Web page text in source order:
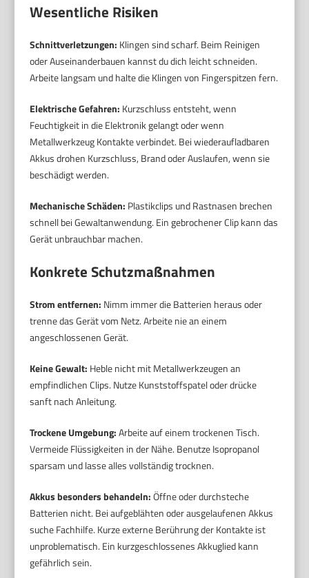
Wesentliche Risiken
Schnittverletzungen: Klingen sind scharf. Beim Reinigen
oder Auseinanderbauen kannst du dich leicht schneiden.
Arbeite langsam und halte die Klingen von Fingerspitzen fern.
Elektrische Gefahren: Kurzschluss entsteht, wenn
Feuchtigkeit in die Elektronik gelangt oder wenn
Metallwerkzeug Kontakte verbindet. Bei wiederaufladbaren
Akkus drohen Kurzschluss, Brand oder Auslaufen, wenn sie
beschädigt werden.
Mechanische Schäden: Plastikclips und Rastnasen brechen
schnell bei Gewaltanwendung. Ein gebrochener Clip kann das
Gerät unbrauchbar machen.
Konkrete Schutzmaßnahmen
Strom entfernen: Nimm immer die Batterien heraus oder
trenne das Gerät vom Netz. Arbeite nie an einem
angeschlossenen Gerät.
Keine Gewalt: Heble nicht mit Metallwerkzeugen an
empfindlichen Clips. Nutze Kunststoffspatel oder drücke
sanft nach Anleitung.
Trockene Umgebung:Arbeite auf einem trockenen Tisch.
Vermeide Flüssigkeiten in der Nähe. Benutze Isopropanol
sparsam und lasse alles vollständig trocknen.
Akkus besonders behandeln:Öffne oder durchsteche
Batterien nicht. Bei aufgeblähten oder ausgelaufenen Akkus
suche Fachhilfe. Kurze externe Berührung der Kontakte ist
unproblematisch. Ein kurzgeschlossenes Akkuglied kann
gefährlich sein.